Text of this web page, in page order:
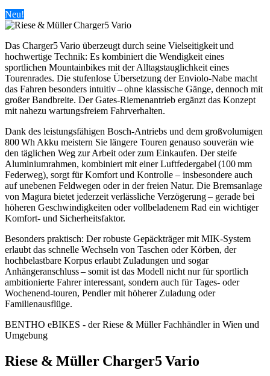
Neu!
Das Charger5 Vario überzeugt durch seine Vielseitigkeit und
hochwertige Technik: Es kombiniert die Wendigkeit eines
sportlichen Mountain­bikes mit der Alltagstauglichkeit eines
Tourenrades. Die stufenlose Übersetzung der Enviolo‑Nabe macht
das Fahren besonders intuitiv – ohne klassische Gänge, dennoch mit
großer Bandbreite. Der Gates‑Riemenantrieb ergänzt das Konzept
mit nahezu wartungsfreiem Fahrverhalten.
Dank des leistungsfähigen Bosch‑Antriebs und dem großvolumigen
800 Wh Akku meistern Sie längere Touren genauso souverän wie
den täglichen Weg zur Arbeit oder zum Einkaufen. Der steife
Aluminiumrahmen, kombiniert mit einer Luftfedergabel (100 mm
Federweg), sorgt für Komfort und Kontrolle – insbesondere auch
auf unebenen Feldwegen oder in der freien Natur. Die Bremsanlage
von Magura bietet jederzeit verlässliche Verzögerung – gerade bei
höheren Geschwindigkeiten oder vollbeladenem Rad ein wichtiger
Komfort‑ und Sicherheitsfaktor.
Besonders praktisch: Der robuste Gepäckträger mit MIK‑System
erlaubt das schnelle Wechseln von Taschen oder Körben, der
hochbelastbare Korpus erlaubt Zuladungen und sogar
Anhängeranschluss – somit ist das Modell nicht nur für sportlich
ambitionierte Fahrer interessant, sondern auch für Tages‑ oder
Wochenend‑touren, Pendler mit höherer Zuladung oder
Familienausflüge.
BENTHO eBIKES - der Riese & Müller Fachhändler in Wien und
Umgebung
Riese & Müller Charger5 Vario